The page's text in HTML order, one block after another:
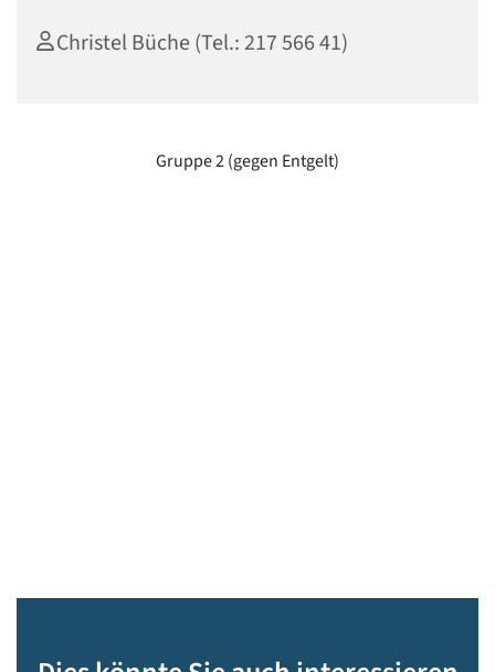
Christel Büche (Tel.: 217 566 41)
Gruppe 2 (gegen Entgelt)